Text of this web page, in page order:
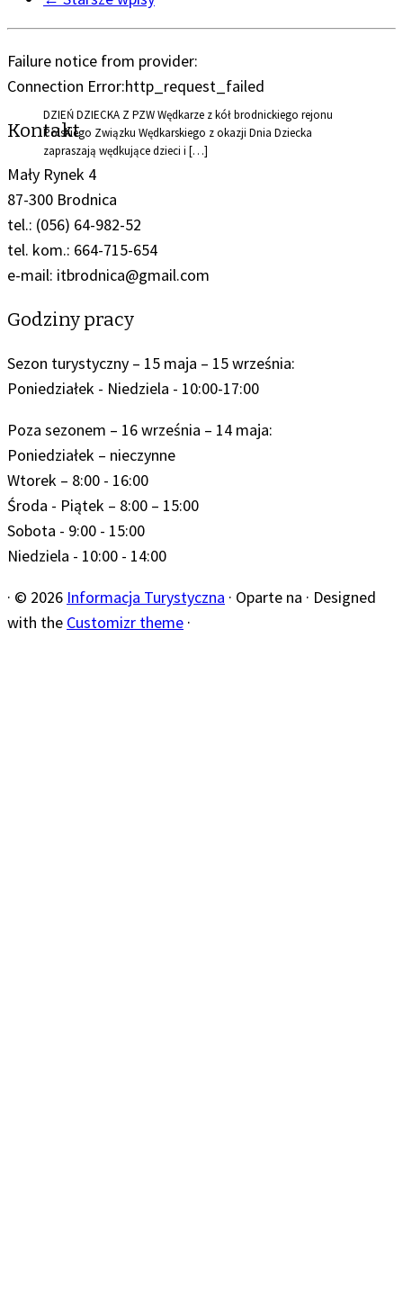
DZIEŃ DZIECKA Z PZW Wędkarze z kół brodnickiego rejonu
Polskiego Związku Wędkarskiego z okazji Dnia Dziecka
zapraszają wędkujące dzieci i […]
Failure notice from provider:
Connection Error:http_request_failed
Kontakt
Mały Rynek 4
87-300 Brodnica
tel.: (056) 64-982-52
tel. kom.: 664-715-654
e-mail: itbrodnica@gmail.com
Godziny pracy
Sezon turystyczny – 15 maja – 15 września:
Poniedziałek - Niedziela - 10:00-17:00
Poza sezonem – 16 września – 14 maja:
Poniedziałek – nieczynne
Wtorek – 8:00 - 16:00
Środa - Piątek – 8:00 – 15:00
Sobota - 9:00 - 15:00
Niedziela - 10:00 - 14:00
· © 2026 Informacja Turystyczna · Oparte na · Designed
with the Customizr theme ·